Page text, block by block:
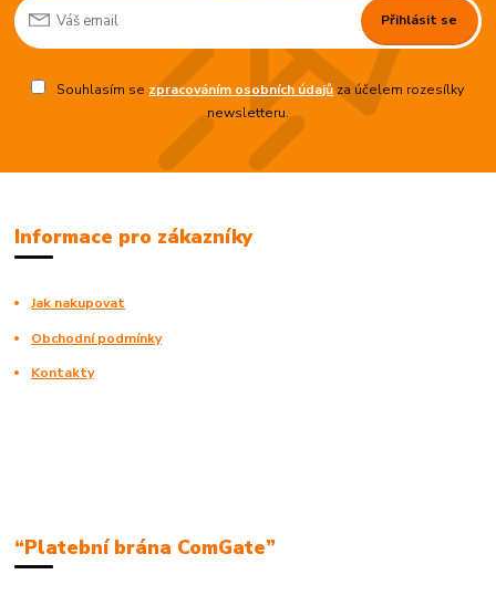
Přihlásit se
Souhlasím se zpracováním osobních údajůza účelem rozesílky
newsletteru.
Informace pro zákazníky
Jak nakupovat
Obchodní podmínky
Kontakty
“Platební brána ComGate”